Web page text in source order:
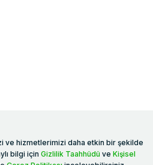
1461. Sokak No:2/1 19 Mayıs
ve hizmetlerimizi daha etkin bir şekilde
bilgi için Gizlilik Taahhüdü ve Kişisel